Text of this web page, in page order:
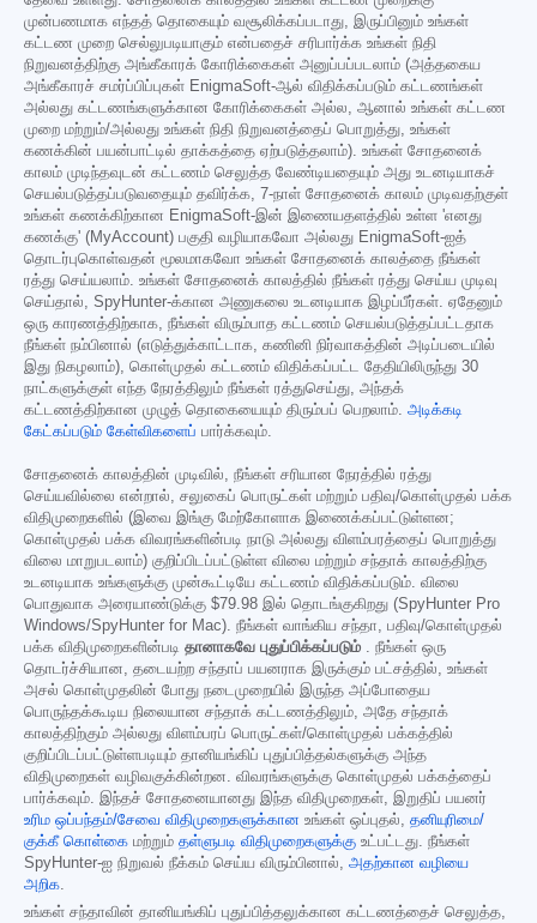
முன்பணமாக எந்தத் தொகையும் வசூலிக்கப்படாது, இருப்பினும் உங்கள்
கட்டண முறை செல்லுபடியாகும் என்பதைச் சரிபார்க்க உங்கள் நிதி
நிறுவனத்திற்கு அங்கீகாரக் கோரிக்கைகள் அனுப்பப்படலாம் (அத்தகைய
அங்கீகாரச் சமர்ப்பிப்புகள் EnigmaSoft-ஆல் விதிக்கப்படும் கட்டணங்கள்
அல்லது கட்டணங்களுக்கான கோரிக்கைகள் அல்ல, ஆனால் உங்கள் கட்டண
முறை மற்றும்/அல்லது உங்கள் நிதி நிறுவனத்தைப் பொறுத்து, உங்கள்
கணக்கின் பயன்பாட்டில் தாக்கத்தை ஏற்படுத்தலாம்). உங்கள் சோதனைக்
காலம் முடிந்தவுடன் கட்டணம் செலுத்த வேண்டியதையும் அது உடனடியாகச்
செயல்படுத்தப்படுவதையும் தவிர்க்க, 7-நாள் சோதனைக் காலம் முடிவதற்குள்
உங்கள் கணக்கிற்கான EnigmaSoft-இன் இணையதளத்தில் உள்ள 'எனது
கணக்கு' (MyAccount) பகுதி வழியாகவோ அல்லது EnigmaSoft-ஐத்
தொடர்புகொள்வதன் மூலமாகவோ உங்கள் சோதனைக் காலத்தை நீங்கள்
ரத்து செய்யலாம். உங்கள் சோதனைக் காலத்தில் நீங்கள் ரத்து செய்ய முடிவு
செய்தால், SpyHunter-க்கான அணுகலை உடனடியாக இழப்பீர்கள். ஏதேனும்
ஒரு காரணத்திற்காக, நீங்கள் விரும்பாத கட்டணம் செயல்படுத்தப்பட்டதாக
நீங்கள் நம்பினால் (எடுத்துக்காட்டாக, கணினி நிர்வாகத்தின் அடிப்படையில்
இது நிகழலாம்), கொள்முதல் கட்டணம் விதிக்கப்பட்ட தேதியிலிருந்து 30
நாட்களுக்குள் எந்த நேரத்திலும் நீங்கள் ரத்துசெய்து, அந்தக்
கட்டணத்திற்கான முழுத் தொகையையும் திரும்பப் பெறலாம். அடிக்கடி
கேட்கப்படும் கேள்விகளைப் பார்க்கவும்.
சோதனைக் காலத்தின் முடிவில், நீங்கள் சரியான நேரத்தில் ரத்து
செய்யவில்லை என்றால், சலுகைப் பொருட்கள் மற்றும் பதிவு/கொள்முதல் பக்க
விதிமுறைகளில் (இவை இங்கு மேற்கோளாக இணைக்கப்பட்டுள்ளன;
கொள்முதல் பக்க விவரங்களின்படி நாடு அல்லது விளம்பரத்தைப் பொறுத்து
விலை மாறுபடலாம்) குறிப்பிடப்பட்டுள்ள விலை மற்றும் சந்தாக் காலத்திற்கு
உடனடியாக உங்களுக்கு முன்கூட்டியே கட்டணம் விதிக்கப்படும். விலை
பொதுவாக அரையாண்டுக்கு $79.98 இல் தொடங்குகிறது (SpyHunter Pro
Windows/SpyHunter for Mac). நீங்கள் வாங்கிய சந்தா, பதிவு/கொள்முதல்
பக்க விதிமுறைகளின்படி தானாகவே புதுப்பிக்கப்படும் . நீங்கள் ஒரு
தொடர்ச்சியான, தடையற்ற சந்தாப் பயனராக இருக்கும் பட்சத்தில், உங்கள்
அசல் கொள்முதலின் போது நடைமுறையில் இருந்த அப்போதைய
பொருந்தக்கூடிய நிலையான சந்தாக் கட்டணத்திலும், அதே சந்தாக்
காலத்திற்கும் அல்லது விளம்பரப் பொருட்கள்/கொள்முதல் பக்கத்தில்
குறிப்பிடப்பட்டுள்ளபடியும் தானியங்கிப் புதுப்பித்தல்களுக்கு அந்த
விதிமுறைகள் வழிவகுக்கின்றன. விவரங்களுக்கு கொள்முதல் பக்கத்தைப்
பார்க்கவும். இந்தச் சோதனையானது இந்த விதிமுறைகள், இறுதிப் பயனர்
உரிம ஒப்பந்தம்/சேவை விதிமுறைகளுக்கான உங்கள் ஒப்புதல், தனியுரிமை/
குக்கீ கொள்கை மற்றும் தள்ளுபடி விதிமுறைகளுக்கு உட்பட்டது. நீங்கள்
SpyHunter-ஐ நிறுவல் நீக்கம் செய்ய விரும்பினால், அதற்கான வழியை
அறிக
உங்கள் சந்தாவின் தானியங்கிப் புதுப்பித்தலுக்கான கட்டணத்தைச் செலுத்த,